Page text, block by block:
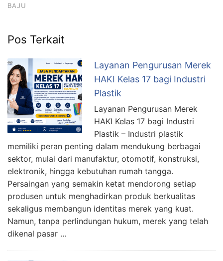
BAJU
Pos Terkait
Layanan Pengurusan Merek
HAKI Kelas 17 bagi Industri
Plastik
Layanan Pengurusan Merek
HAKI Kelas 17 bagi Industri
Plastik – Industri plastik
memiliki peran penting dalam mendukung berbagai
sektor, mulai dari manufaktur, otomotif, konstruksi,
elektronik, hingga kebutuhan rumah tangga.
Persaingan yang semakin ketat mendorong setiap
produsen untuk menghadirkan produk berkualitas
sekaligus membangun identitas merek yang kuat.
Namun, tanpa perlindungan hukum, merek yang telah
dikenal pasar …